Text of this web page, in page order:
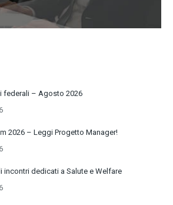
federali – Agosto 2026
2026 – Leggi Progetto Manager!
incontri dedicati a Salute e Welfare